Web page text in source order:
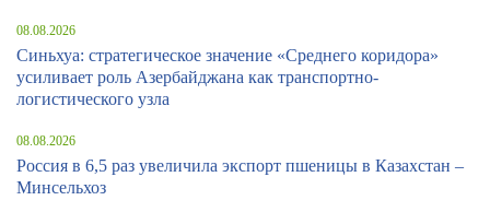
08.08.2026
Синьхуа: стратегическое значение «Среднего коридора»
усиливает роль Азербайджана как транспортно-
логистического узла
08.08.2026
Россия в 6,5 раз увеличила экспорт пшеницы в Казахстан –
Минсельхоз